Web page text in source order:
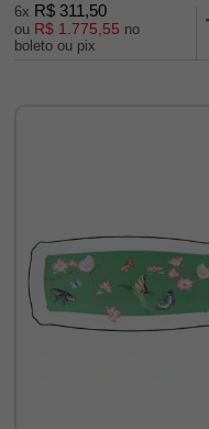
6x R$ 311,50
ou R$ 1.775,55 no
boleto ou pix